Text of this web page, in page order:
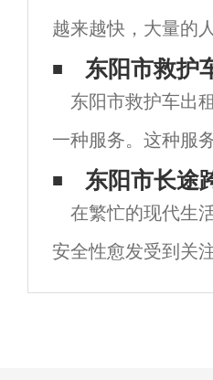
越来越快，大量的
力。在这样的背景
的交通服务模式，
东阳市救护
东阳市救护车出
一种服务。这种服
持，以确保患者在
救护车出租内部通
东阳市长途
在繁忙的现代生
安全性愈发受到关
的患者而言，长途